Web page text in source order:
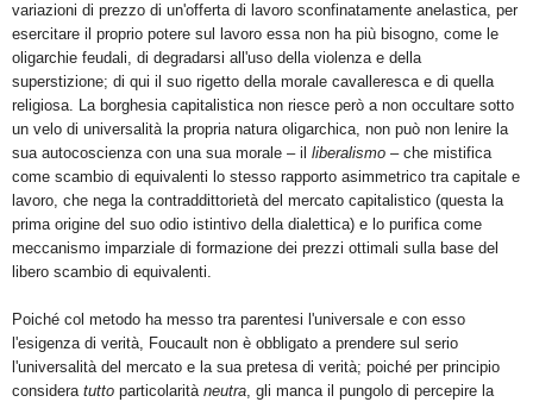
variazioni di prezzo di un'offerta di lavoro sconfinatamente anelastica, per
esercitare il proprio potere sul lavoro essa non ha più bisogno, come le
oligarchie feudali, di degradarsi all'uso della violenza e della
superstizione; di qui il suo rigetto della morale cavalleresca e di quella
religiosa. La borghesia capitalistica non riesce però a non occultare sotto
un velo di universalità la propria natura oligarchica, non può non lenire la
sua autocoscienza con una sua morale – il liberalismo – che mistifica
come scambio di equivalenti lo stesso rapporto asimmetrico tra capitale e
lavoro, che nega la contraddittorietà del mercato capitalistico (questa la
prima origine del suo odio istintivo della dialettica) e lo purifica come
meccanismo imparziale di formazione dei prezzi ottimali sulla base del
libero scambio di equivalenti.
Poiché col metodo ha messo tra parentesi l'universale e con esso
l'esigenza di verità, Foucault non è obbligato a prendere sul serio
l'universalità del mercato e la sua pretesa di verità; poiché per principio
considera tutto particolarità neutra , gli manca il pungolo di percepire la